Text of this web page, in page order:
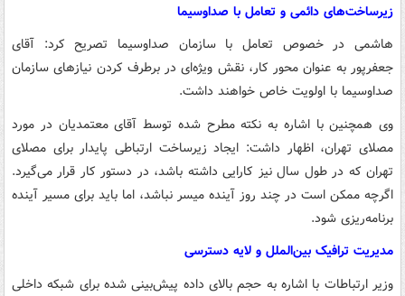
زیرساخت‌های دائمی و تعامل با صداوسیما
هاشمی در خصوص تعامل با سازمان صداوسیما تصریح کرد: آقای
جعفرپور به عنوان محور کار، نقش ویژه‌ای در برطرف کردن نیازهای سازمان
صداوسیما با اولویت خاص خواهند داشت.
وی همچنین با اشاره به نکته مطرح شده توسط آقای معتمدیان در مورد
مصلای تهران، اظهار داشت: ایجاد زیرساخت ارتباطی پایدار برای مصلای
تهران که در طول سال نیز کارایی داشته باشد، در دستور کار قرار می‌گیرد.
اگرچه ممکن است در چند روز آینده میسر نباشد، اما باید برای مسیر آینده
برنامه‌ریزی شود.
مدیریت ترافیک بین‌الملل و لایه دسترسی
وزیر ارتباطات با اشاره به حجم بالای داده پیش‌بینی شده برای شبکه داخلی